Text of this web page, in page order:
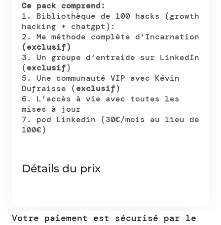
Ce pack comprend:
1. Bibliothèque de 100 hacks (growth
hacking + chatgpt):
2. Ma méthode complète d‘Incarnation
(exclusif)
3. Un groupe d‘entraide sur LinkedIn
(exclusif)
5. Une communauté VIP avec Kévin
Dufraisse (exclusif)
6. L‘accès à vie avec toutes les
mises à jour
7. pod Linkedin (30€/mois au lieu de
100€)
Détails du prix
Votre paiement est sécurisé par le